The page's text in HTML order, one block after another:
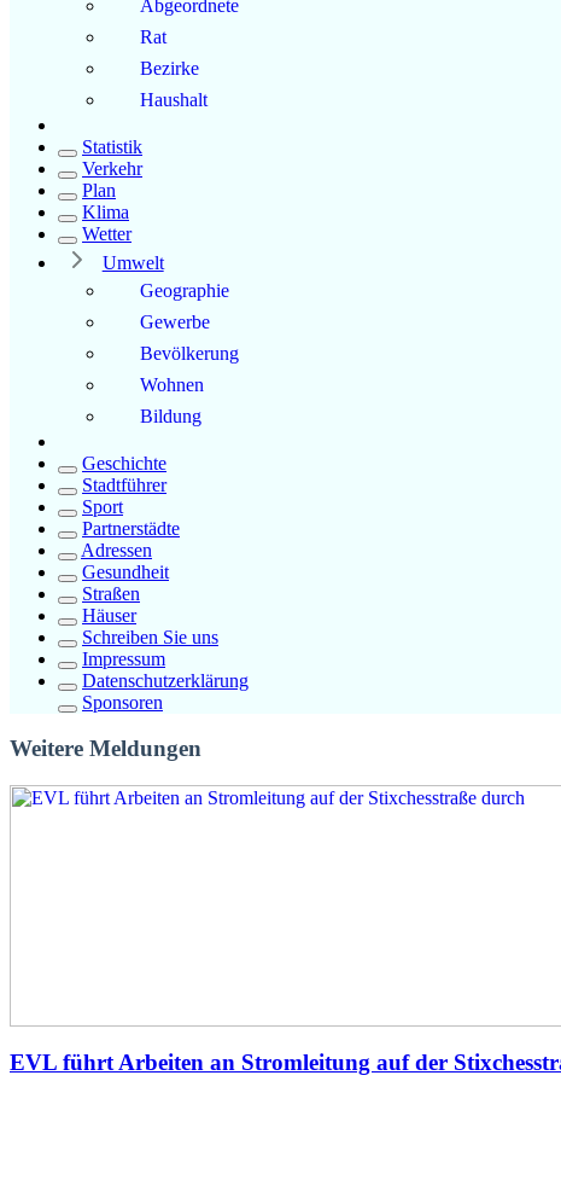
Abgeordnete
Rat
Bezirke
Haushalt
Statistik
Verkehr
Plan
Klima
Wetter
Umwelt
Geographie
Gewerbe
Bevölkerung
Wohnen
Bildung
Geschichte
Stadtführer
Sport
Partnerstädte
Adressen
Gesundheit
Straßen
Häuser
Schreiben Sie uns
Impressum
Datenschutzerklärung
Sponsoren
Weitere Meldungen
EVL führt Arbeiten an Stromleitung auf der